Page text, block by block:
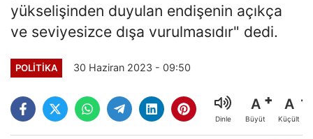
yükselişinden duyulan endişenin açıkça
ve seviyesizce dışa vurulmasıdır" dedi.
POLITIKA 30 Haziran 2023 - 09:50
Dinle
A
Büyüt
A
Küçült